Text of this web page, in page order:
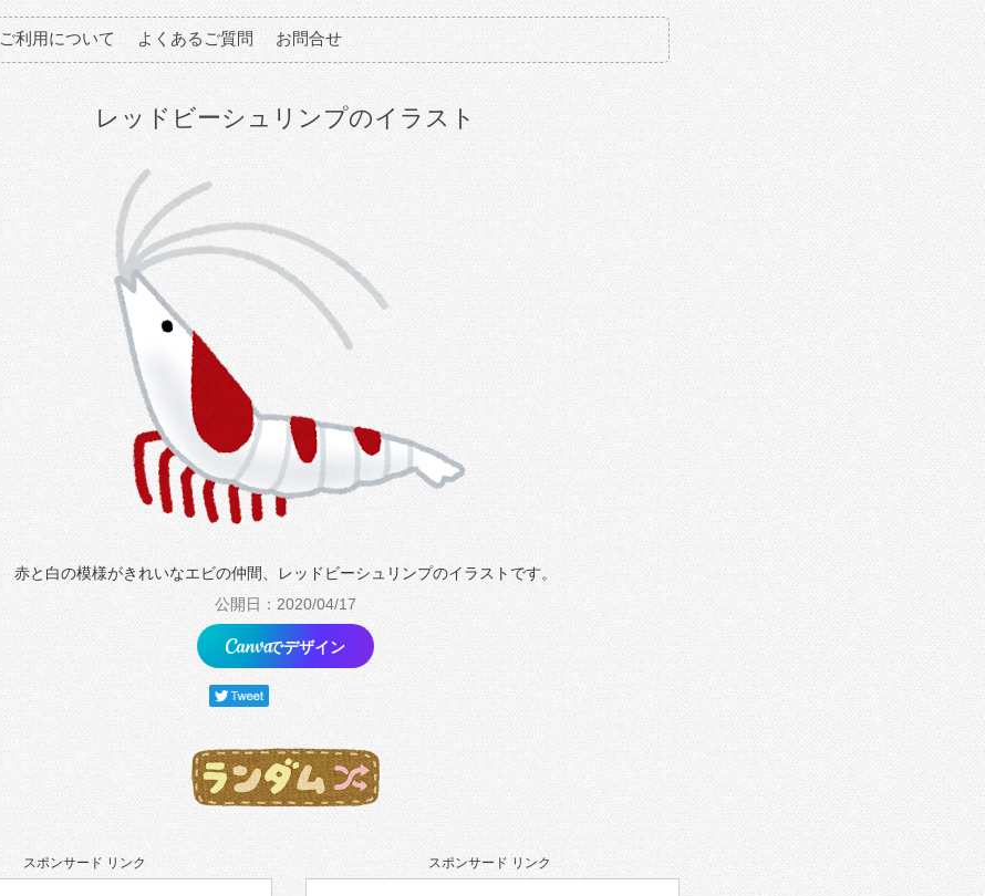
ご利用について よくあるご質問 お問合せ
レッドビーシュリンプのイラスト
赤と白の模様がきれいなエビの仲間、レッドビーシュリンプのイラストです。
公開日：2020/04/17
でデザイン
スポンサード リンク スポンサード リンク